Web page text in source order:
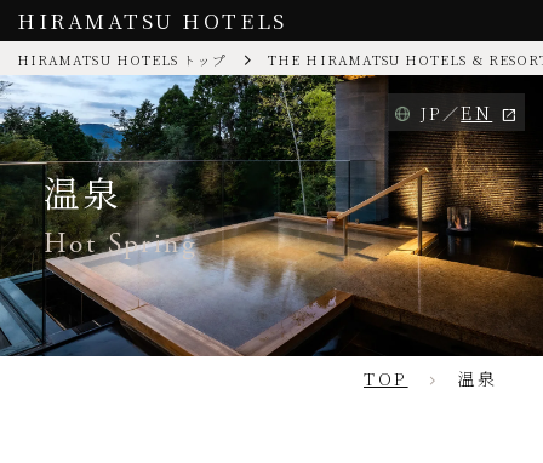
HIRAMATSU HOTELS
HIRAMATSU HOTELS トップ THE HIRAMATSU HOTELS &
JP EN
温泉
Hot Spring
TOP 温泉